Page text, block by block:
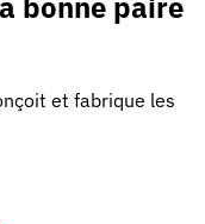
bonne paire
et fabrique les